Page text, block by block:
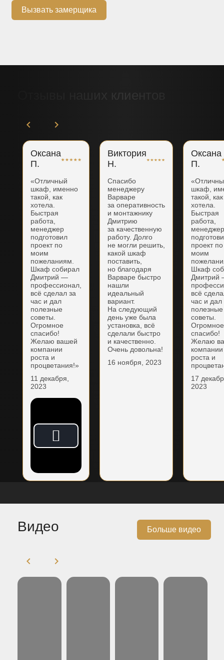
Вызвать замерщика
Оксана
П.
«Отличный
шкаф, именно
такой, как
хотела.
Быстрая
работа,
менеджер
подготовил
проект по
моим
пожеланиям.
Шкаф собирал
Дмитрий —
профессионал,
всё сделал за
час и дал
полезные
советы.
Огромное
спасибо!
Желаю вашей
компании
роста и
процветания!»
11 декабря,
2023
Виктория
Н.
Спасибо
менеджеру
Варваре
за оперативность
и монтажнику
Дмитрию
за качественную
работу. Долго
не могли решить,
какой шкаф
поставить,
но благодаря
Варваре быстро
нашли
идеальный
вариант.
На следующий
день уже была
установка, всё
сделали быстро
и качественно.
Очень довольна!
16 ноября, 2023
Оксана
П.
шкаф,
такой, как
хотела.
Быстрая
работа,
проект по
моим
Шкаф
Дмитрий
всё
час и дал
полезные
советы.
Огромное
спасибо!
Желаю
компании
роста и
17
2023
Видео Больше видео